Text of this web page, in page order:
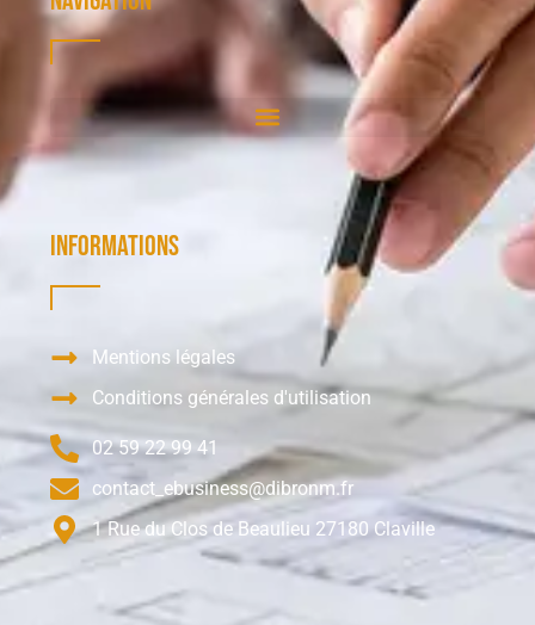
Informations
Mentions légales
Conditions générales d'utilisation
02 59 22 99 41
contact_ebusiness@dibronm.fr
1 Rue du Clos de Beaulieu 27180 Claville